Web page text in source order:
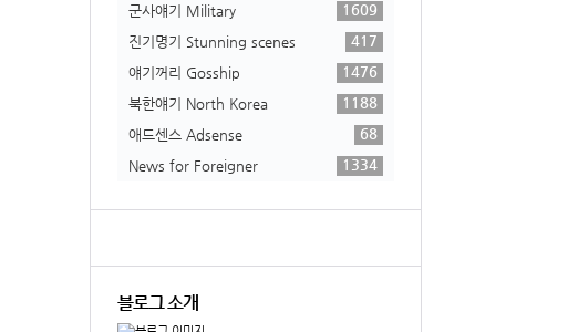
군사얘기 Military
1609
진기명기 Stunning scenes
417
얘기꺼리 Gosship
1476
북한얘기 North Korea
1188
애드센스 Adsense
68
News for Foreigner
1334
블로그 소개